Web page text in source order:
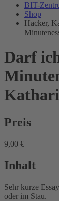
BIT-
Shop
Hacker,
Darf
Preis
9,00 €
Inhalt
Sehr kurze
oder im Stau.